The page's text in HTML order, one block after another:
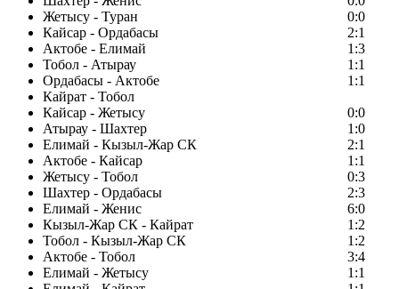
Жетысу - Туран
0:0
Кайсар - Ордабасы
2:1
Актобе - Елимай
1:3
Тобол - Атырау
1:1
Ордабасы - Актобе
1:1
Кайрат - Тобол
Кайсар - Жетысу
0:0
Атырау - Шахтер
1:0
Елимай - Кызыл-Жар СК
2:1
Актобе - Кайсар
1:1
Жетысу - Тобол
0:3
Шахтер - Ордабасы
2:3
Елимай - Женис
6:0
Кызыл-Жар СК - Кайрат
1:2
Тобол - Кызыл-Жар СК
1:2
Актобе - Тобол
3:4
Елимай - Жетысу
1:1